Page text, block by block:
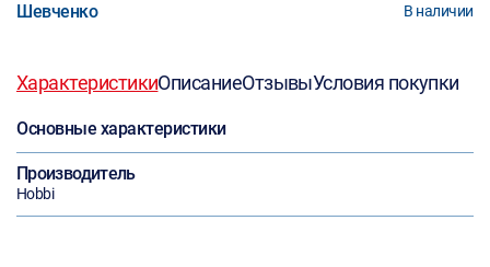
Шевченко В наличии
ХарактеристикиОписаниеОтзывыУсловия покупки
Основные характеристики
Производитель
Hobbi